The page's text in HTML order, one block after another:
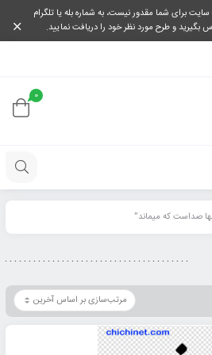
برای شما مقدور نیست، به شماره بله یا تلگرام
0
صداست که میماند”